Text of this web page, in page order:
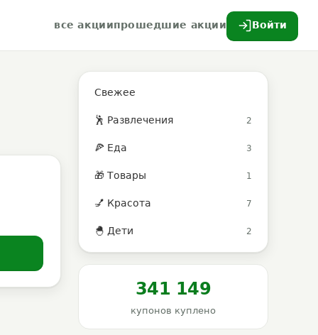
все акциипрошедшие акции Войти
Свежее
🕺 Развлечения 2
🍕 Еда 3
🎁 Товары 1
💅 Красота 7
🐣 Дети 2
341 149
купонов куплено